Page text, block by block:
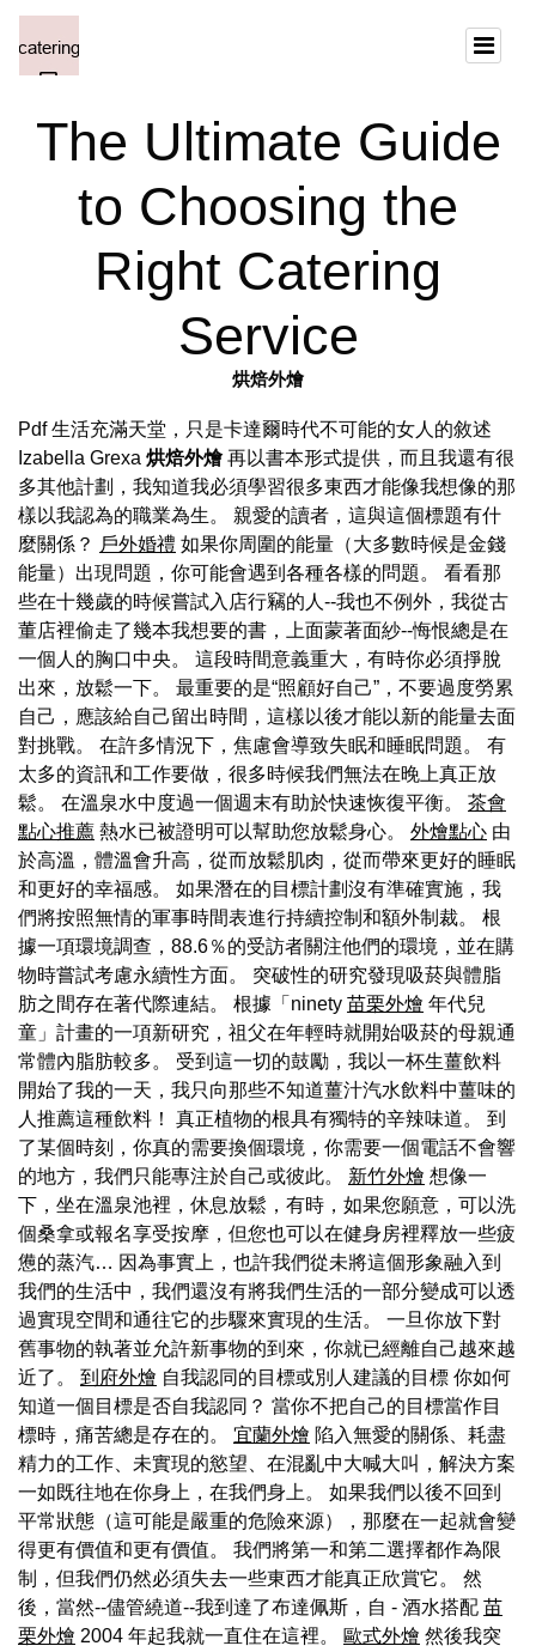
The Ultimate Guide
to Choosing the
Right Catering
Service
烘焙外燴
Pdf 生活充滿天堂，只是卡達爾時代不可能的女人的敘述
Izabella Grexa 烘焙外燴再以書本形式提供，而且我還有很
多其他計劃，我知道我必須學習很多東西才能像我想像的那
樣以我認為的職業為生。 親愛的讀者，這與這個標題有什
麼關係？ 戶外婚禮 如果你周圍的能量（大多數時候是金錢
能量）出現問題，你可能會遇到各種各樣的問題。 看看那
些在十幾歲的時候嘗試入店行竊的人--我也不例外，我從古
董店裡偷走了幾本我想要的書，上面蒙著面紗--悔恨總是在
一個人的胸口中央。 這段時間意義重大，有時你必須掙脫
出來，放鬆一下。 最重要的是“照顧好自己”，不要過度勞累
自己，應該給自己留出時間，這樣以後才能以新的能量去面
對挑戰。 在許多情況下，焦慮會導致失眠和睡眠問題。 有
太多的資訊和工作要做，很多時候我們無法在晚上真正放
鬆。 在溫泉水中度過一個週末有助於快速恢復平衡。 茶會
點心推薦 熱水已被證明可以幫助您放鬆身心。 外燴點心 由
於高溫，體溫會升高，從而放鬆肌肉，從而帶來更好的睡眠
和更好的幸福感。 如果潛在的目標計劃沒有準確實施，我
們將按照無情的軍事時間表進行持續控制和額外制裁。 根
據一項環境調查，88.6％的受訪者關注他們的環境，並在購
物時嘗試考慮永續性方面。 突破性的研究發現吸菸與體脂
肪之間存在著代際連結。 根據「ninety 苗栗外燴 年代兒
童」計畫的一項新研究，祖父在年輕時就開始吸菸的母親通
常體內脂肪較多。 受到這一切的鼓勵，我以一杯生薑飲料
開始了我的一天，我只向那些不知道薑汁汽水飲料中薑味的
人推薦這種飲料！ 真正植物的根具有獨特的辛辣味道。 到
了某個時刻，你真的需要換個環境，你需要一個電話不會響
的地方，我們只能專注於自己或彼此。 新竹外燴 想像一
下，坐在溫泉池裡，休息放鬆，有時，如果您願意，可以洗
個桑拿或報名享受按摩，但您也可以在健身房裡釋放一些疲
憊的蒸汽… 因為事實上，也許我們從未將這個形象融入到
我們的生活中，我們還沒有將我們生活的一部分變成可以透
過實現空間和通往它的步驟來實現的生活。 一旦你放下對
舊事物的執著並允許新事物的到來，你就已經離自己越來越
近了。 到府外燴 自我認同的目標或別人建議的目標 你如何
知道一個目標是否自我認同？ 當你不把自己的目標當作目
標時，痛苦總是存在的。 宜蘭外燴 陷入無愛的關係、耗盡
精力的工作、未實現的慾望、在混亂中大喊大叫，解決方案
一如既往地在你身上，在我們身上。 如果我們以後不回到
平常狀態（這可能是嚴重的危險來源），那麼在一起就會變
得更有價值和更有價值。 我們將第一和第二選擇都作為限
制，但我們仍然必須失去一些東西才能真正欣賞它。 然
後，當然--儘管繞道--我到達了布達佩斯，自 - 酒水搭配 苗
栗外燴 2004 年起我就一直住在這裡。 歐式外燴 然後我突